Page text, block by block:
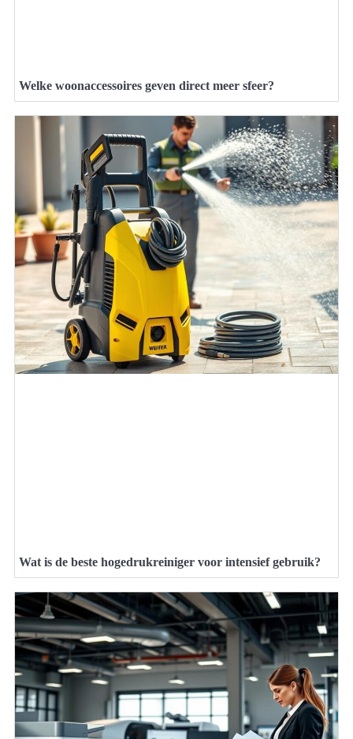
Welke woonaccessoires geven direct meer sfeer?
Wat is de beste hogedrukreiniger voor intensief gebruik?